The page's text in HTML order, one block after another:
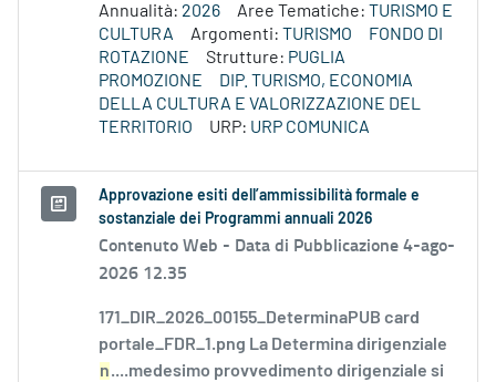
Annualità: 2026 Aree Tematiche: TURISMO E
CULTURA
Argomenti: TURISMO
FONDO DI
ROTAZIONE
Strutture: PUGLIA
PROMOZIONE
DIP. TURISMO, ECONOMIA
DELLA CULTURA E VALORIZZAZIONE DEL
TERRITORIO
URP: URP COMUNICA
Approvazione esiti dell’ammissibilità formale e
sostanziale dei Programmi annuali 2026
Contenuto Web - Data di Pubblicazione 4-ago-
2026 12.35
171_DIR_2026_00155_DeterminaPUB card
portale_FDR_1.png La Determina dirigenziale
n....medesimo provvedimento dirigenziale si